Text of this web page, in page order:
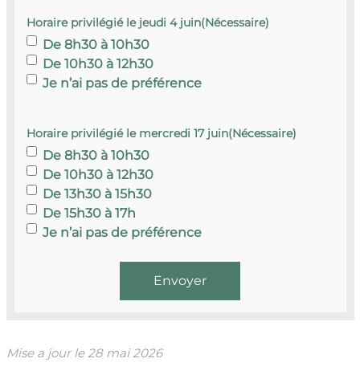
Horaire privilégié le jeudi 4 juin(Nécessaire)
De 8h30 à 10h30
De 10h30 à 12h30
Je n’ai pas de préférence
Horaire privilégié le mercredi 17 juin(Nécessaire)
De 8h30 à 10h30
De 10h30 à 12h30
De 13h30 à 15h30
De 15h30 à 17h
Je n’ai pas de préférence
Mise a jour le28 mai 2026